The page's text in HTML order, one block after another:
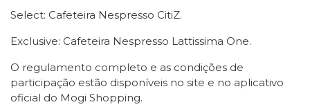
Select: Cafeteira Nespresso CitiZ.
Exclusive: Cafeteira Nespresso Lattissima One.
O regulamento completo e as condições de
participação estão disponíveis no site e no aplicativo
oficial do Mogi Shopping.